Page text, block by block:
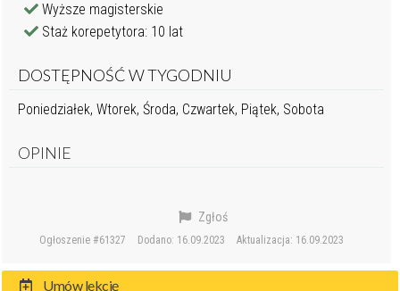
Wyższe magisterskie
Staż korepetytora: 10 lat
DOSTĘPNOŚĆ W TYGODNIU
Poniedziałek, Wtorek, Środa, Czwartek, Piątek, Sobota
OPINIE
Ogłoszenie #61327 Dodano: 16.09.2023 Aktualizacja: 16.09.2023
Zgłoś
Umów lekcję